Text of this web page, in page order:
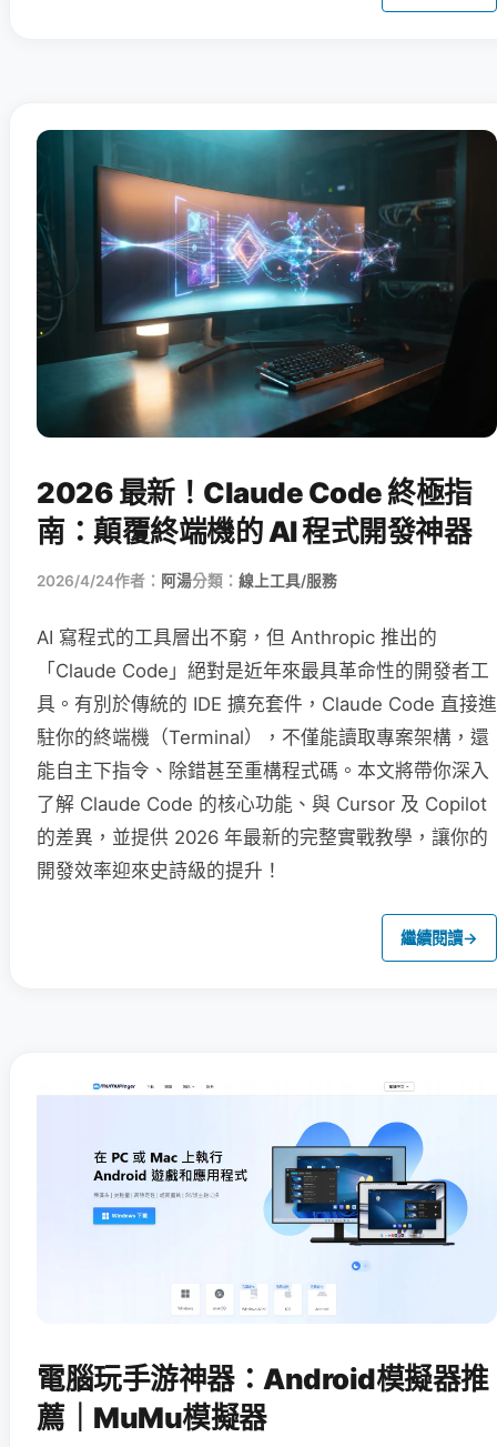
2026 最新！Claude Code 終極指
南：顛覆終端機的 AI 程式開發神器
2026/4/24作者： 阿湯分類： 線上工具/服務
AI 寫程式的工具層出不窮，但 Anthropic 推出的
「Claude Code」絕對是近年來最具革命性的開發者工
具。有別於傳統的 IDE 擴充套件，Claude Code 直接進
駐你的終端機（Terminal），不僅能讀取專案架構，還
能自主下指令、除錯甚至重構程式碼。本文將帶你深入
了解 Claude Code 的核心功能、與 Cursor 及 Copilot
的差異，並提供 2026 年最新的完整實戰教學，讓你的
開發效率迎來史詩級的提升！
繼續閱讀→
電腦玩手游神器：Android模擬器推
薦｜MuMu模擬器